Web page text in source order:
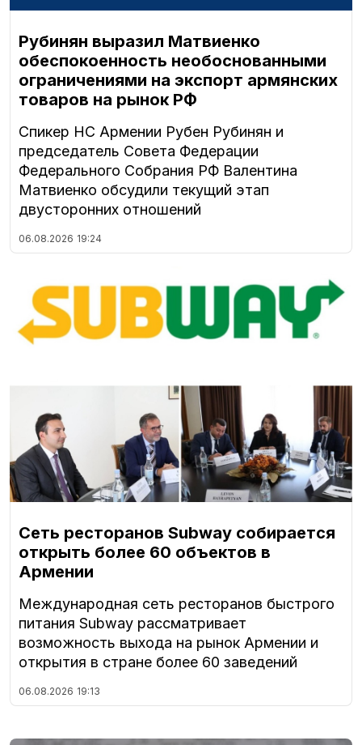
Рубинян выразил Матвиенко
обеспокоенность необоснованными
ограничениями на экспорт армянских
товаров на рынок РФ
Спикер НС Армении Рубен Рубинян и
председатель Совета Федерации
Федерального Собрания РФ Валентина
Матвиенко обсудили текущий этап
двусторонних отношений
06.08.2026 19:24
Сеть ресторанов Subway собирается
открыть более 60 объектов в
Армении
Международная сеть ресторанов быстрого
питания Subway рассматривает
возможность выхода на рынок Армении и
открытия в стране более 60 заведений
06.08.2026 19:13